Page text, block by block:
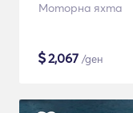
Моторна яхта
$2,067 /ден